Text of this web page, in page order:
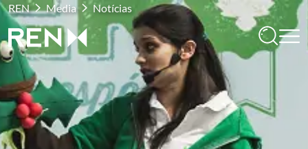
REN Media Notícias